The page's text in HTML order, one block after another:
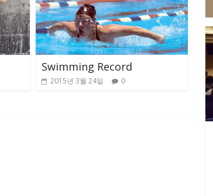
Swimming Record
2015년 3월 24일 0